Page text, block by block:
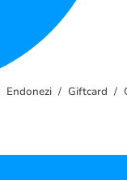
Endonezi Giftcard